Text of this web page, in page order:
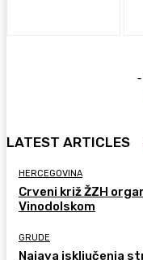
LATEST ARTICLES
HERCEGOVINA
Crveni križ ŽZH
Vinodolskom
GRUDE
Najava isključenja